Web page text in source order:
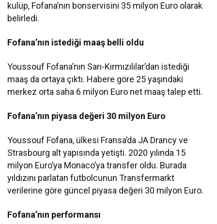
kulüp, Fofana’nın bonservisini 35 milyon Euro olarak
belirledi.
Fofana’nın istediği maaş belli oldu
Youssouf Fofana’nın Sarı-Kırmızılılar’dan istediği
maaş da ortaya çıktı. Habere göre 25 yaşındaki
merkez orta saha 6 milyon Euro net maaş talep etti.
Fofana’nın piyasa değeri 30 milyon Euro
Youssouf Fofana, ülkesi Fransa’da JA Drancy ve
Strasbourg alt yapısında yetişti. 2020 yılında 15
milyon Euro’ya Monaco’ya transfer oldu. Burada
yıldızını parlatan futbolcunun Transfermarkt
verilerine göre güncel piyasa değeri 30 milyon Euro.
Fofana’nın performansı